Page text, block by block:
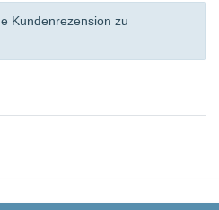
Kundenrezension zu